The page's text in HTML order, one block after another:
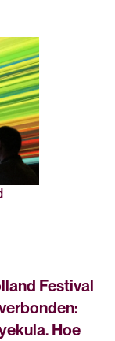
Festival
Hoe